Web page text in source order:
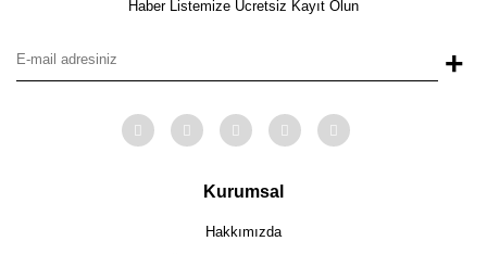
Haber Listemize Ücretsiz Kayıt Olun
+
Kurumsal
Hakkımızda